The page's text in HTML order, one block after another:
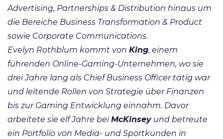
Advertising, Partnerships & Distribution hinaus um
die Bereiche Business Transformation & Product
sowie Corporate Communications.
Evelyn Rothblum kommt von King, einem
führenden Online-Gaming-Unternehmen, wo sie
drei Jahre lang als Chief Business Officer tätig war
und leitende Rollen von Strategie über Finanzen
bis zur Gaming Entwicklung einnahm. Davor
arbeitete sie elf Jahre beiMcKinseyund betreute
ein Portfolio von Media- und Sportkunden in